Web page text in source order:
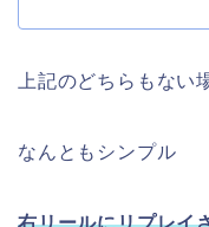
上記のどちらもない
なんともシンプル